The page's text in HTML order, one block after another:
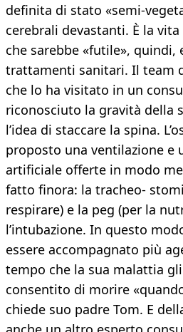
definita di stato «semi-
cerebrali devastanti. È la
che sarebbe «futile», quindi,
trattamenti sanitari. Il team
che lo ha visitato in un
riconosciuto la gravità della
l’idea di staccare la spina.
proposto una ventilazione e
artificiale offerte in modo
fatto finora: la tracheo-
respirare) e la peg (per la
l’intubazione. In questo
essere accompagnato più
tempo che la sua malattia
consentito di morire
chiede suo padre Tom. E